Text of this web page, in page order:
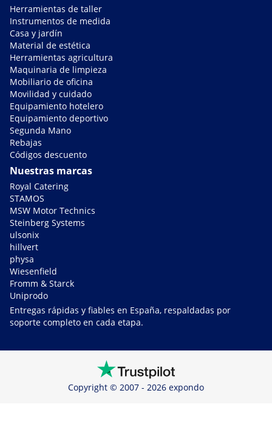
Herramientas de taller
Instrumentos de medida
Casa y jardín
Material de estética
Herramientas agricultura
Maquinaria de limpieza
Mobiliario de oficina
Movilidad y cuidado
Equipamiento hotelero
Equipamiento deportivo
Segunda Mano
Rebajas
Códigos descuento
Nuestras marcas
Royal Catering
STAMOS
MSW Motor Technics
Steinberg Systems
ulsonix
hillvert
physa
Wiesenfield
Fromm & Starck
Uniprodo
Entregas rápidas y fiables en España, respaldadas por
soporte completo en cada etapa.
Copyright © 2007 - 2026 expondo